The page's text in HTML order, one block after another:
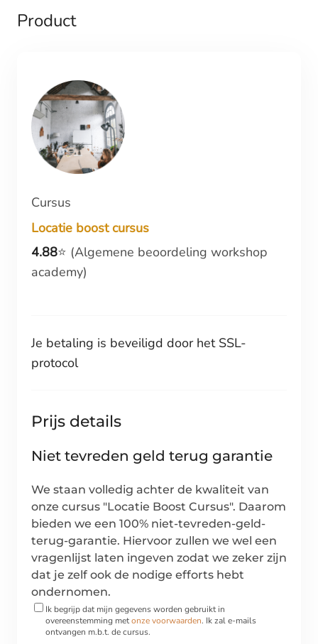
Product
Cursus
Locatie boost cursus
4.88⭐️ (Algemene beoordeling workshop
academy)
Je betaling is beveiligd door het SSL-
protocol
Prijs details
Niet tevreden geld terug garantie
We staan volledig achter de kwaliteit van
onze cursus "Locatie Boost Cursus". Daarom
bieden we een 100% niet-tevreden-geld-
terug-garantie. Hiervoor zullen we wel een
vragenlijst laten ingeven zodat we zeker zijn
dat je zelf ook de nodige efforts hebt
ondernomen.
Ik begrijp dat mijn gegevens worden gebruikt in
overeenstemming metonze voorwaarden. Ik zal e-mails
ontvangen m.b.t. de cursus.